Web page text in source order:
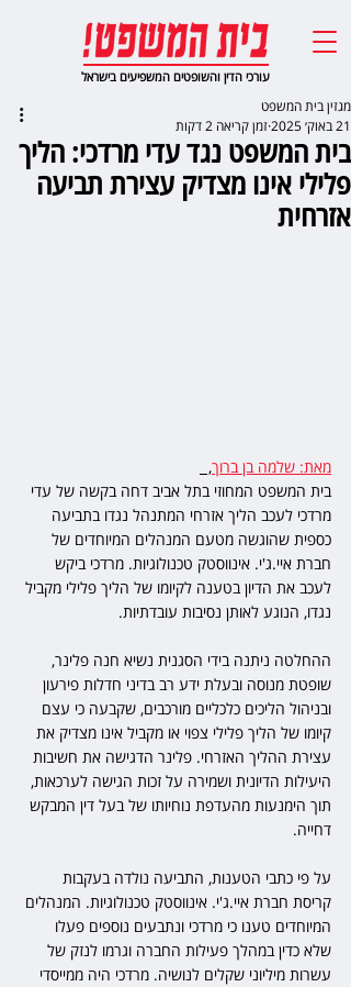
עורכי הדין והשופטים המשפיעים בישראל
בית המשפט נגד עדי מרדכי: הליך
פלילי אינו מצדיק עצירת תביעה
אזרחית
מגזין בית המשפט
21 באוק׳ 2025
זמן קריאה 2 דקות
מאת: שלמה בן ברוך,
בית המשפט המחוזי בתל אביב דחה בקשה של עדי
מרדכי לעכב הליך אזרחי המתנהל נגדו בתביעה
כספית שהוגשה מטעם המנהלים המיוחדים של
חברת איי.ג'י. אינווסטק טכנולוגיות. מרדכי ביקש
לעכב את הדיון בטענה לקיומו של הליך פלילי מקביל
נגדו, הנוגע לאותן נסיבות עובדתיות.
ההחלטה ניתנה בידי הסגנית נשיא חנה פלינר,
שופטת מנוסה ובעלת ידע רב בדיני חדלות פירעון
ובניהול הליכים כלכליים מורכבים, שקבעה כי עצם
קיומו של הליך פלילי צפוי או מקביל אינו מצדיק את
עצירת ההליך האזרחי. פלינר הדגישה את חשיבות
היעילות הדיונית ושמירה על זכות הגישה לערכאות,
תוך הימנעות מהעדפת נוחיותו של בעל דין המבקש
דחייה.
על פי כתבי הטענות, התביעה נולדה בעקבות
קריסת חברת איי.ג'י. אינווסטק טכנולוגיות. המנהלים
המיוחדים טענו כי מרדכי ונתבעים נוספים פעלו
שלא כדין במהלך פעילות החברה וגרמו לנזק של
עשרות מיליוני שקלים לנושיה. מרדכי היה ממייסדי